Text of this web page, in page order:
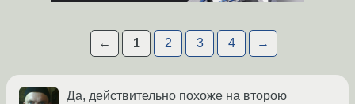
← 1 2 3 4 →
Да, действительно похоже на второю